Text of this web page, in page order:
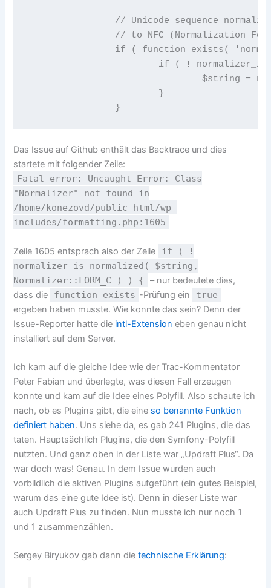
		}
Das Issue auf Github enthält das Backtrace und dies
startete mit folgender Zeile:
Fatal error: Uncaught Error: Class
"Normalizer" not found in
/home/konezovd/public_html/wp-
includes/formatting.php:1605
Zeile 1605 entsprach also der Zeile
if ( !
normalizer_is_normalized( $string,
Normalizer::FORM_C ) ) {
– nur bedeutete dies,
dass die
function_exists -Prüfung ein true
ergeben haben musste. Wie konnte das sein? Denn der
Issue-Reporter hatte die intl-Extension eben genau nicht
installiert auf dem Server.
Ich kam auf die gleiche Idee wie der Trac-Kommentator
Peter Fabian und überlegte, was diesen Fall erzeugen
konnte und kam auf die Idee eines Polyfill. Also schaute ich
nach, ob es Plugins gibt, die eine so benannte Funktion
definiert haben. Uns siehe da, es gab 241 Plugins, die das
taten. Hauptsächlich Plugins, die den Symfony-Polyfill
nutzten. Und ganz oben in der Liste war „Updraft Plus“. Da
war doch was! Genau. In dem Issue wurden auch
vorbildlich die aktiven Plugins aufgeführt (ein gutes Beispiel,
warum das eine gute Idee ist). Denn in dieser Liste war
auch Updraft Plus zu finden. Nun musste ich nur noch 1
und 1 zusammenzählen.
Sergey Biryukov gab dann dietechnische Erklärung: